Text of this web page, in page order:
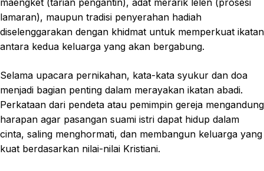
maengket (tarian pengantin), adat merarik lelen (prosesi
lamaran), maupun tradisi penyerahan hadiah
diselenggarakan dengan khidmat untuk memperkuat ikatan
antara kedua keluarga yang akan bergabung.
Selama upacara pernikahan, kata-kata syukur dan doa
menjadi bagian penting dalam merayakan ikatan abadi.
Perkataan dari pendeta atau pemimpin gereja mengandung
harapan agar pasangan suami istri dapat hidup dalam
cinta, saling menghormati, dan membangun keluarga yang
kuat berdasarkan nilai-nilai Kristiani.